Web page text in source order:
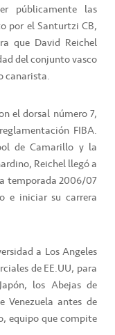
públicamente las
por el Santurtzi CB,
que David Reichel
del conjunto vasco
canarista.
el dorsal número 7,
FIBA.
de Camarillo y la
Reichel llegó a
temporada 2006/07
e iniciar su carrera
a Los Angeles
de EE.UU, para
los Abejas de
Venezuela antes de
equipo que compite